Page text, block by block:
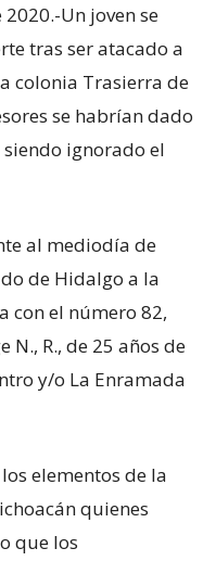
Un joven se
tras ser atacado a
colonia Trasierra de
se habrían dado
ignorado el
al mediodía de
de Hidalgo a la
con el número 82,
R., de 25 años de
y/o La Enramada
elementos de la
quienes
que los